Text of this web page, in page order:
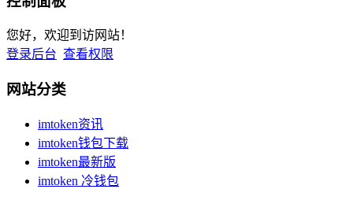
您好，欢迎到访网站！
登录后台 查看权限
网站分类
imtoken资讯
imtoken钱包下载
imtoken最新版
imtoken 冷钱包